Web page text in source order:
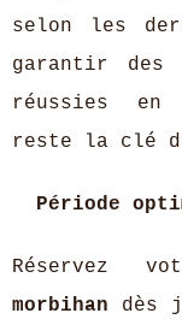
selon les
garantir des
réussies
reste la clé
Période
Réservez
morbihan dès